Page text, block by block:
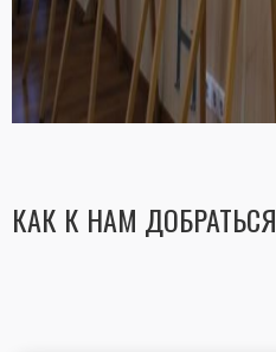
КАК К НАМ ДОБРАТЬСЯ